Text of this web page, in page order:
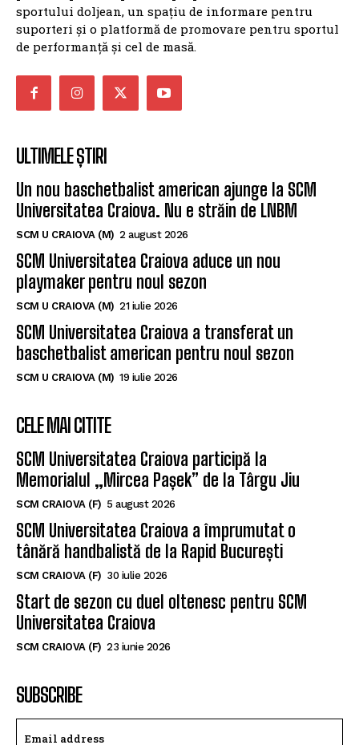
județul, cu accent pe corectitudine, promptitudine și
pasiune pentru sport. Ne propunem să fim o voce a
sportului doljean, un spațiu de informare pentru
suporteri și o platformă de promovare pentru sportul
de performanță și cel de masă.
ULTIMELE ȘTIRI
Un nou baschetbalist american ajunge la SCM
Universitatea Craiova. Nu e străin de LNBM
SCM U CRAIOVA (M) 2 august 2026
SCM Universitatea Craiova aduce un nou
playmaker pentru noul sezon
SCM U CRAIOVA (M) 21 iulie 2026
SCM Universitatea Craiova a transferat un
baschetbalist american pentru noul sezon
CELE MAI CITITE
SCM Universitatea Craiova participă la
Memorialul „Mircea Pașek” de la Târgu Jiu
SCM CRAIOVA (F) 5 august 2026
SCM Universitatea Craiova a împrumutat o
tânără handbalistă de la Rapid București
SCM CRAIOVA (F) 30 iulie 2026
Start de sezon cu duel oltenesc pentru SCM
Universitatea Craiova
SUBSCRIBE